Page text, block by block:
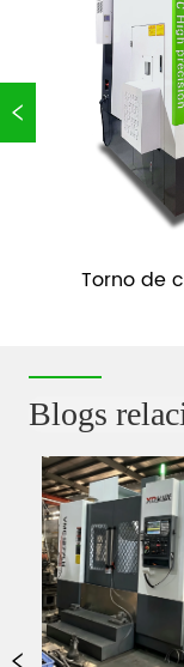
Torno de
Blogs